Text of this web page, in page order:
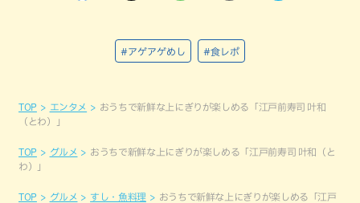
#アゲアゲめし #食レポ
TOP エンタメ
おうちで新鮮な上にぎりが楽しめる「江戸前寿司 叶和
（とわ）」
TOP グルメ
おうちで新鮮な上にぎりが楽しめる「江戸前寿司 叶和（と
わ）」
TOP グルメ すし・魚料理
おうちで新鮮な上にぎりが楽しめる「江戸